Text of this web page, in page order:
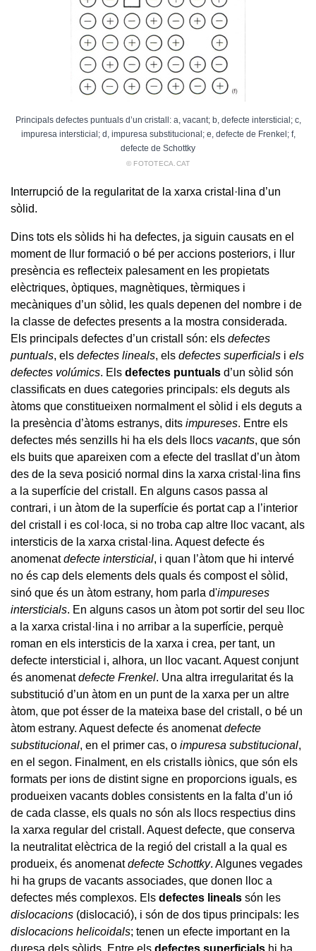
Principals defectes puntuals d’un cristall: a, vacant; b, defecte intersticial; c,
impuresa intersticial; d, impuresa substitucional; e, defecte de Frenkel; f,
defecte de Schottky
© FOTOTECA.CAT
Interrupció de la regularitat de la xarxa cristal·lina d’un
sòlid.
Dins tots els sòlids hi ha defectes, ja siguin causats en el
moment de llur formació o bé per accions posteriors, i llur
presència es reflecteix palesament en les propietats
elèctriques, òptiques, magnètiques, tèrmiques i
mecàniques d’un sòlid, les quals depenen del nombre i de
la classe de defectes presents a la mostra considerada.
Els principals defectes d’un cristall són: els defectes
puntuals, els defectes lineals, els defectes superficials i els
defectes volúmics. Els defectes puntuals d’un sòlid són
classificats en dues categories principals: els deguts als
àtoms que constitueixen normalment el sòlid i els deguts a
la presència d’àtoms estranys, dits impureses. Entre els
defectes més senzills hi ha els dels llocs vacants, que són
els buits que apareixen com a efecte del trasllat d’un àtom
des de la seva posició normal dins la xarxa cristal·lina fins
a la superfície del cristall. En alguns casos passa al
contrari, i un àtom de la superfície és portat cap a l’interior
del cristall i es col·loca, si no troba cap altre lloc vacant, als
intersticis de la xarxa cristal·lina. Aquest defecte és
anomenatdefecte intersticial, i quan l’àtom que hi intervé
no és cap dels elements dels quals és compost el sòlid,
sinó que és un àtom estrany, hom parla d'impureses
intersticials. En alguns casos un àtom pot sortir del seu lloc
a la xarxa cristal·lina i no arribar a la superfície, perquè
roman en els intersticis de la xarxa i crea, per tant, un
defecte intersticial i, alhora, un lloc vacant. Aquest conjunt
és anomenatdefecte Frenkel. Una altra irregularitat és la
substitució d’un àtom en un punt de la xarxa per un altre
àtom, que pot ésser de la mateixa base del cristall, o bé un
àtom estrany. Aquest defecte és anomenatdefecte
substitucional, en el primer cas, o impuresa substitucional,
en el segon. Finalment, en els cristalls iònics, que són els
formats per ions de distint signe en proporcions iguals, es
produeixen vacants dobles consistents en la falta d’un ió
de cada classe, els quals no són als llocs respectius dins
la xarxa regular del cristall. Aquest defecte, que conserva
la neutralitat elèctrica de la regió del cristall a la qual es
produeix, és anomenatdefecte Schottky. Algunes vegades
hi ha grups de vacants associades, que donen lloc a
defectes més complexos. Els defectes lineals són les
dislocacions (dislocació), i són de dos tipus principals: les
dislocacions helicoidals; tenen un efecte important en la
duresa dels sòlids. Entre els defectes superficials hi ha